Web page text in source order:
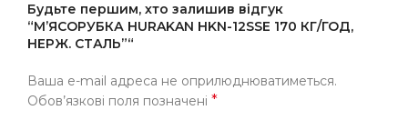
Будьте першим, хто залишив відгук
“М’ЯСОРУБКА HURAKAN HKN-12SSE 170 КГ/ГОД,
НЕРЖ. СТАЛЬ”“
Ваша e-mail адреса не оприлюднюватиметься.
Обов’язкові поля позначені *